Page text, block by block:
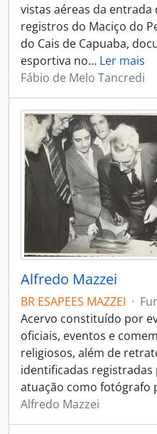
vistas aéreas da entrada
registros do Maciço do
do Cais de Capuaba,
esportiva no… Ler mais
Fábio de Melo Tancredi
Alfredo Mazzei
BR ESAPEES MAZZEI ·
Acervo constituído por
oficiais, eventos e
religiosos, além de
identificadas
atuação como fotógrafo
Alfredo Mazzei